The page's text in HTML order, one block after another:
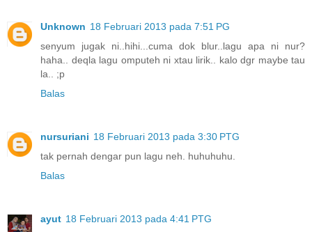
Unknown 18 Februari 2013 pada 7:51 PG
senyum jugak ni..hihi...cuma dok blur..lagu apa ni nur?
haha.. deqla lagu omputeh ni xtau lirik.. kalo dgr maybe tau
la.. ;p
Balas
nursuriani 18 Februari 2013 pada 3:30 PTG
tak pernah dengar pun lagu neh. huhuhuhu.
Balas
ayut 18 Februari 2013 pada 4:41 PTG